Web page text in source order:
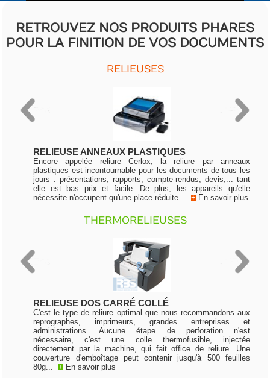
RETROUVEZ NOS PRODUITS PHARES
POUR LA FINITION DE VOS DOCUMENTS
RELIEUSES
RELIEUSE ANNEAUX PLASTIQUES
Encore appelée reliure Cerlox, la reliure par anneaux
plastiques est incontournable pour les documents de tous les
jours : présentations, rapports, compte-rendus, devis,... tant
elle est bas prix et facile. De plus, les appareils qu'elle
nécessite n'occupent qu'une place réduite...
+ En savoir plus
THERMORELIEUSES
RELIEUSE DOS CARRÉ COLLÉ
C'est le type de reliure optimal que nous recommandons aux
reprographes, imprimeurs, grandes entreprises et
administrations. Aucune étape de perforation n'est
nécessaire, c'est une colle thermofusible, injectée
directement par la machine, qui fait office de reliure. Une
couverture d'emboîtage peut contenir jusqu'à 500 feuilles
80g...
+ En savoir plus